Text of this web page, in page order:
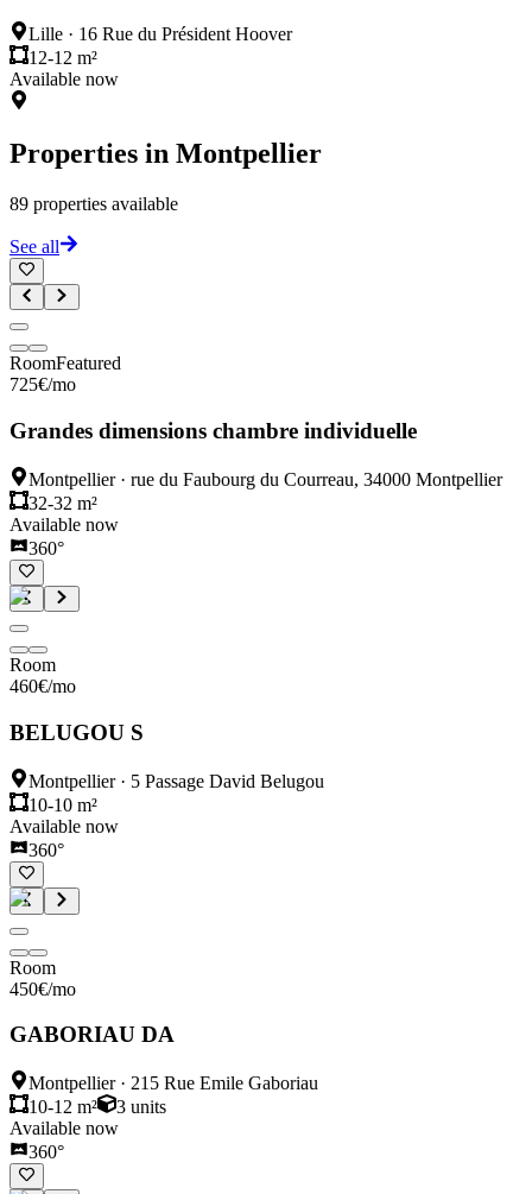
Lille · 16 Rue du Président Hoover
12-12 m²
Available now
Properties in Montpellier
89 properties available
See all
RoomFeatured
725€/mo
Grandes dimensions chambre individuelle
Montpellier· rue du Faubourg du Courreau, 34000 Montpellier
32-32 m²
Available now
360°
Room
460€/mo
BELUGOU S
Montpellier· 5 Passage David Belugou
10-10 m²
Available now
360°
Room
450€/mo
GABORIAU DA
Montpellier· 215 Rue Emile Gaboriau
10-12 m²
3 units
Available now
360°